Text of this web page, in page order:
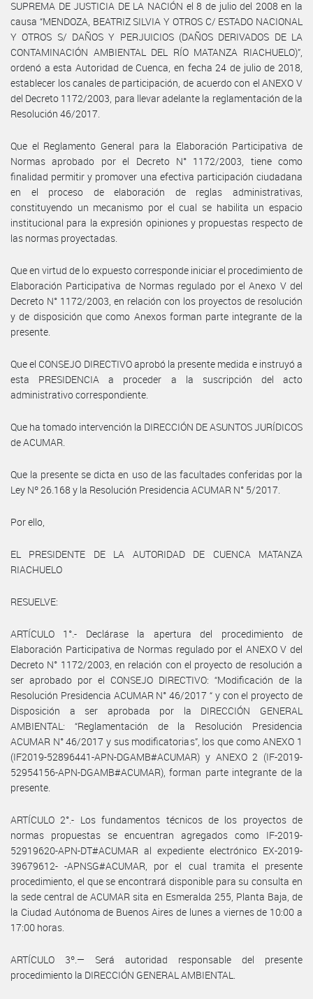
SUPREMA DE JUSTICIA DE LA NACIÓN el 8 de julio del 2008 en la
causa “MENDOZA, BEATRIZ SILVIA Y OTROS C/ ESTADO NACIONAL
Y OTROS S/ DAÑOS Y PERJUICIOS (DAÑOS DERIVADOS DE LA
CONTAMINACIÓN AMBIENTAL DEL RÍO MATANZA RIACHUELO)”,
ordenó a esta Autoridad de Cuenca, en fecha 24 de julio de 2018,
establecer los canales de participación, de acuerdo con el ANEXO V
del Decreto 1172/2003, para llevar adelante la reglamentación de la
Resolución 46/2017.
Que el Reglamento General para la Elaboración Participativa de
Normas aprobado por el Decreto N° 1172/2003, tiene como
finalidad permitir y promover una efectiva participación ciudadana
en el proceso de elaboración de reglas administrativas,
constituyendo un mecanismo por el cual se habilita un espacio
institucional para la expresión opiniones y propuestas respecto de
las normas proyectadas.
Que en virtud de lo expuesto corresponde iniciar el procedimiento de
Elaboración Participativa de Normas regulado por el Anexo V del
Decreto N° 1172/2003, en relación con los proyectos de resolución
y de disposición que como Anexos forman parte integrante de la
presente.
Que el CONSEJO DIRECTIVO aprobó la presente medida e instruyó a
esta PRESIDENCIA a proceder a la suscripción del acto
administrativo correspondiente.
Que ha tomado intervención la DIRECCIÓN DE ASUNTOS JURÍDICOS
de ACUMAR.
Que la presente se dicta en uso de las facultades conferidas por la
Ley Nº 26.168 y la Resolución Presidencia ACUMAR N° 5/2017.
Por ello,
EL PRESIDENTE DE LA AUTORIDAD DE CUENCA MATANZA
RIACHUELO
RESUELVE:
ARTÍCULO 1°.- Declárase la apertura del procedimiento de
Elaboración Participativa de Normas regulado por el ANEXO V del
Decreto N° 1172/2003, en relación con el proyecto de resolución a
ser aprobado por el CONSEJO DIRECTIVO: “Modificación de la
Resolución Presidencia ACUMAR N° 46/2017 “ y con el proyecto de
Disposición a ser aprobada por la DIRECCIÓN GENERAL
AMBIENTAL: “Reglamentación de la Resolución Presidencia
ACUMAR N° 46/2017 y sus modificatorias”, los que como ANEXO 1
(IF2019-52896441-APN-DGAMB#ACUMAR) y ANEXO 2 (IF-2019-
52954156-APN-DGAMB#ACUMAR), forman parte integrante de la
presente.
ARTÍCULO 2°.- Los fundamentos técnicos de los proyectos de
normas propuestas se encuentran agregados como IF-2019-
52919620-APN-DT#ACUMAR al expediente electrónico EX-2019-
39679612- -APNSG#ACUMAR, por el cual tramita el presente
procedimiento, el que se encontrará disponible para su consulta en
la sede central de ACUMAR sita en Esmeralda 255, Planta Baja, de
la Ciudad Autónoma de Buenos Aires de lunes a viernes de 10:00 a
17:00 horas.
ARTÍCULO 3º.— Será autoridad responsable del presente
procedimiento la DIRECCIÓN GENERAL AMBIENTAL.